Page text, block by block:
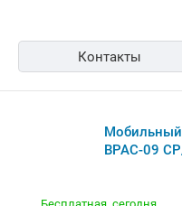
Контакты
Мобильный
BPAC-09